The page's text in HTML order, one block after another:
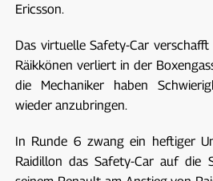
Ericsson.
Das virtuelle Safety-Car
Räikkönen verliert in der
die Mechaniker haben
wieder anzubringen.
In Runde 6 zwang ein heftiger
Raidillon das Safety-Car auf die